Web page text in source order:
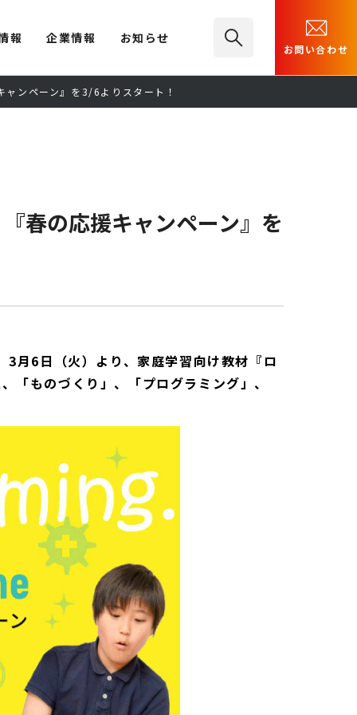
報 企業情報 お知らせ
お問い合わせ
ンペーン』を3/6よりスタート！
春の応援キャンペーン』を
月6日（火）より、家庭学習向け教材『ロ
ものづくり」、「プログラミング」、